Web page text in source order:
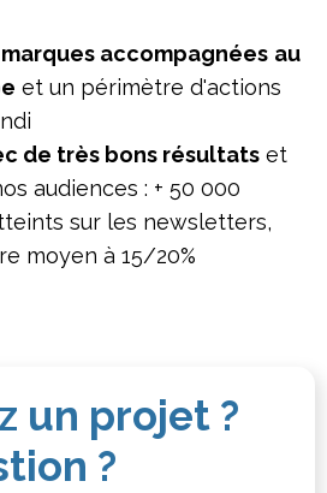
accompagnées au
et un périmètre d'actions
de très bons résultats et
audiences : + 50 000
sur les newsletters,
moyen à 15/20%
un projet ?
?